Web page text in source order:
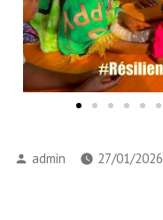
admin 27/01/2026